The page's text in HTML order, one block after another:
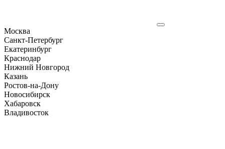
Москва
Санкт-Петербург
Екатеринбург
Краснодар
Нижний Новгород
Казань
Ростов-на-Дону
Новосибирск
Хабаровск
Владивосток